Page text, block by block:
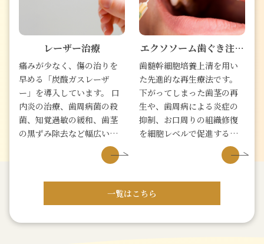
ョンを提供し、「口から食
べる」ことを支えます。
レーザー治療
痛みが少なく、傷の治りを
早める「炭酸ガスレーザ
ー」を導入しています。 口
内炎の治療、歯周病菌の殺
菌、知覚過敏の緩和、歯茎
の黒ずみ除去など幅広い症
状に対応。 患者様の身体
的・経済的負担を減らすた
ザー処置は原則無料で行っ
エクソソーム歯ぐき注射
（歯髄幹細胞培養上清治
療）
歯髄幹細胞培養上清を用い
た先進的な再生療法です。
下がってしまった歯茎の再
生や、歯周病による炎症の
抑制、お口周りの組織修復
を細胞レベルで促進するア
ンチエイジング治療です。
一覧はこちら